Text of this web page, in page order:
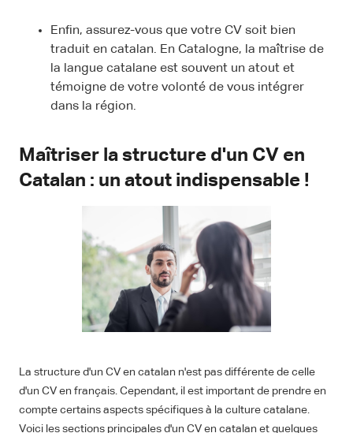
Enfin, assurez-vous que votre CV soit bien
traduit en catalan. En Catalogne, la maîtrise de
la langue catalane est souvent un atout et
témoigne de votre volonté de vous intégrer
dans la région.
Maîtriser la structure d'un CV en
Catalan : un atout indispensable !
La structure d'un CV en catalan n'est pas différente de celle
d'un CV en français. Cependant, il est important de prendre en
compte certains aspects spécifiques à la culture catalane.
Voici les sections principales d'un CV en catalan et quelques